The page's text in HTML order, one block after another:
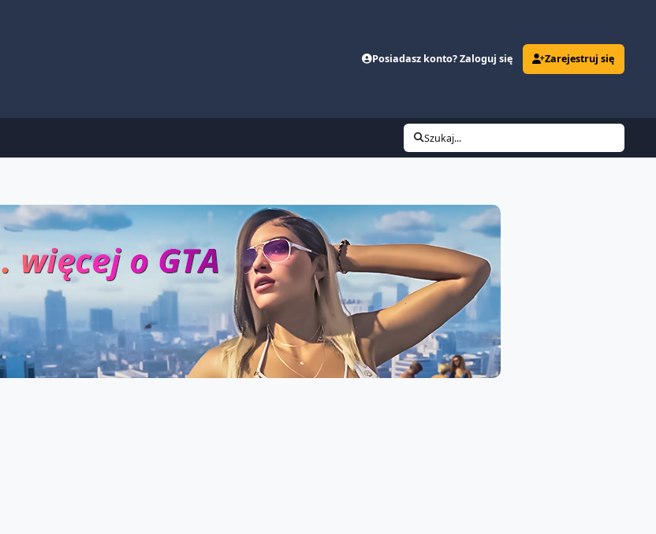
Posiadasz konto? Zaloguj się Zarejestruj się
Szukaj...